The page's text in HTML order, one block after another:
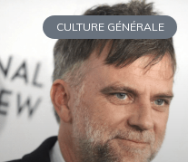
CULTURE GÉNÉRALE